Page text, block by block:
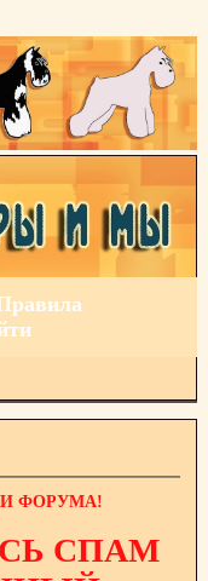
ФОРУМА!
СПАМ